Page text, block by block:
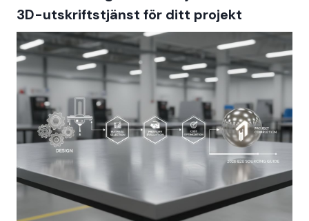
3D-utskriftstjänst för ditt projekt